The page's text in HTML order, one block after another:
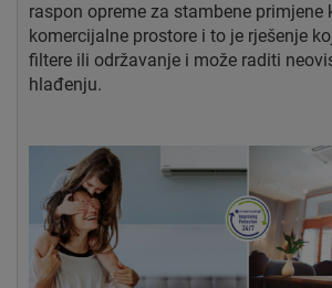
raspon opreme za stambene primjene
komercijalne prostore i to je rješenje
filtere ili održavanje i može raditi
hlađenju.